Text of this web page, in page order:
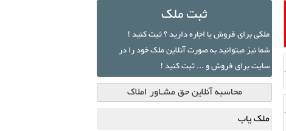
ثبت ملک
ملکی برای فروش یا اجاره دارید ؟ ثبت کنید !
شما نیز میتوانید به صورت آنلاین ملک خود را در
سایت برای فروش و ... ثبت کنید !
محاسبه آنلاین حق مشـاور املاک
ملک یاب